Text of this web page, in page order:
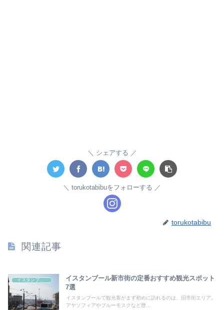
シェアする
torukotabibuをフォローする
torukotabibu
関連記事
イスタンブール新市街の定番おすすめ観光スポット
7選
イスタンブールで観光客がまず初めに訪れるのは、旧市街エリア。
アヤソフィアやブルーモスクなど歴...